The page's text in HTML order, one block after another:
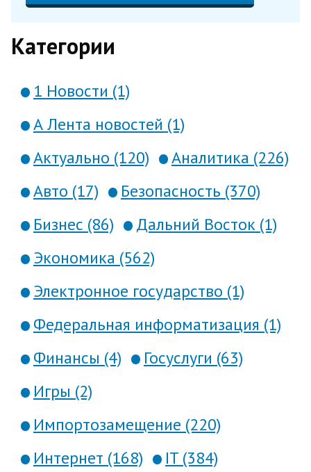
Категории
1 Новости (1)
А Лента новостей (1)
Актуально (120)
Аналитика (226)
Авто (17)
Безопасность (370)
Бизнес (86)
Дальний Восток (1)
Экономика (562)
Электронное государство (1)
Федеральная информатизация (1)
Финансы (4)
Госуслуги (63)
Игры (2)
Импортозамещение (220)
Интернет (168)
IT (384)